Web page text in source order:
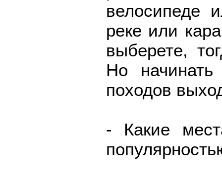
велосипеде
реке или
выберете,
Но
походов
- Какие